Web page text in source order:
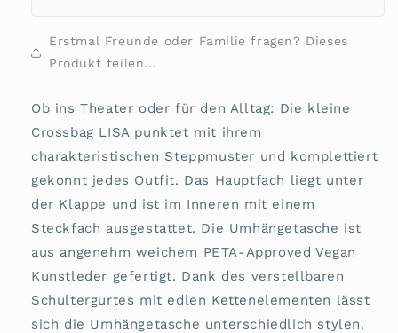
Erstmal Freunde oder Familie fragen? Dieses
Produkt teilen...
Ob ins Theater oder für den Alltag: Die kleine
Crossbag LISA punktet mit ihrem
charakteristischen Steppmuster und komplettiert
gekonnt jedes Outfit. Das Hauptfach liegt unter
der Klappe und ist im Inneren mit einem
Steckfach ausgestattet. Die Umhängetasche ist
aus angenehm weichem PETA-Approved Vegan
Kunstleder gefertigt. Dank des verstellbaren
Schultergurtes mit edlen Kettenelementen lässt
sich die Umhängetasche unterschiedlich stylen.